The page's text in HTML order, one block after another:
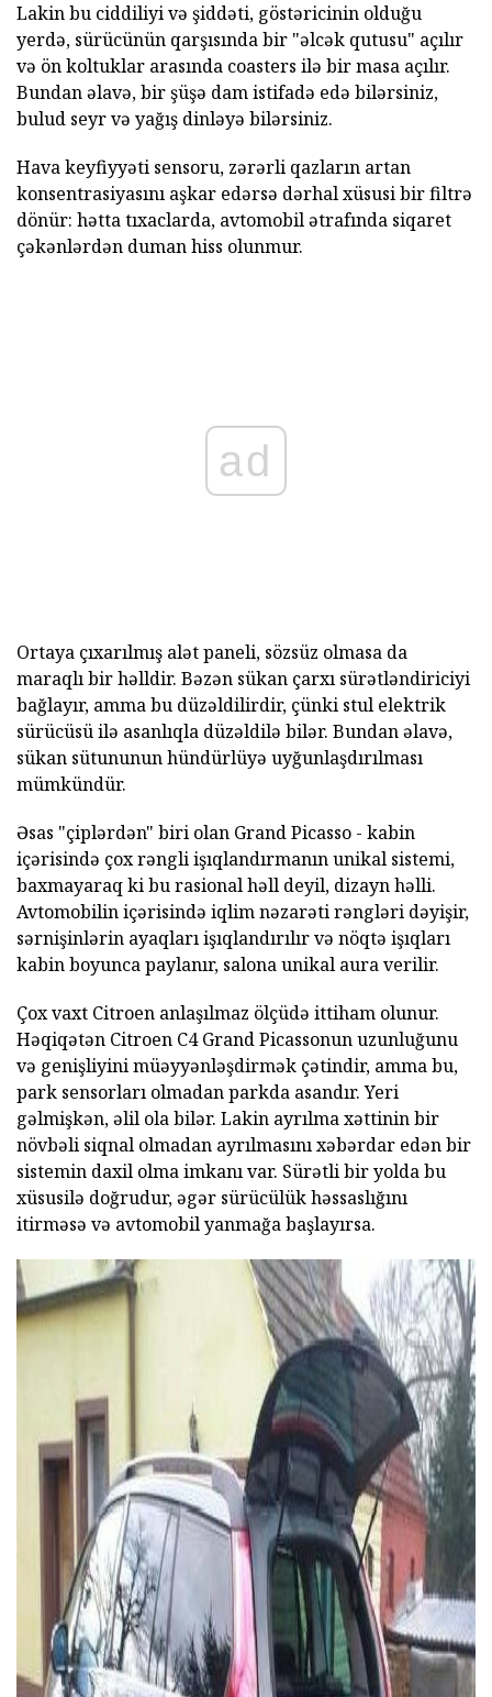
Lakin bu ciddiliyi və şiddəti, göstəricinin olduğu
yerdə, sürücünün qarşısında bir "əlcək qutusu" açılır
və ön koltuklar arasında coasters ilə bir masa açılır.
Bundan əlavə, bir şüşə dam istifadə edə bilərsiniz,
bulud seyr və yağış dinləyə bilərsiniz.
Hava keyfiyyəti sensoru, zərərli qazların artan
konsentrasiyasını aşkar edərsə dərhal xüsusi bir filtrə
dönür: hətta tıxaclarda, avtomobil ətrafında siqaret
çəkənlərdən duman hiss olunmur.
ad
Ortaya çıxarılmış alət paneli, sözsüz olmasa da
maraqlı bir həlldir. Bəzən sükan çarxı sürətləndiriciyi
bağlayır, amma bu düzəldilirdir, çünki stul elektrik
sürücüsü ilə asanlıqla düzəldilə bilər. Bundan əlavə,
sükan sütununun hündürlüyə uyğunlaşdırılması
mümkündür.
Əsas "çiplərdən" biri olan Grand Picasso - kabin
içərisində çox rəngli işıqlandırmanın unikal sistemi,
baxmayaraq ki bu rasional həll deyil, dizayn həlli.
Avtomobilin içərisində iqlim nəzarəti rəngləri dəyişir,
sərnişinlərin ayaqları işıqlandırılır və nöqtə işıqları
kabin boyunca paylanır, salona unikal aura verilir.
Çox vaxt Citroen anlaşılmaz ölçüdə ittiham olunur.
Həqiqətən Citroen C4 Grand Picassonun uzunluğunu
və genişliyini müəyyənləşdirmək çətindir, amma bu,
park sensorları olmadan parkda asandır. Yeri
gəlmişkən, əlil ola bilər. Lakin ayrılma xəttinin bir
növbəli siqnal olmadan ayrılmasını xəbərdar edən bir
sistemin daxil olma imkanı var. Sürətli bir yolda bu
xüsusilə doğrudur, əgər sürücülük həssaslığını
itirməsə və avtomobil yanmağa başlayırsa.